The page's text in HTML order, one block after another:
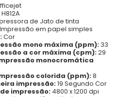
H812A
de Jato de tinta
Impressão em papel simples
Cor
mono máxima (ppm): 33
a cor máxima (cpm):29
monocromática
colorida (ppm):8
impressão:19 Segundo Cor
impressão: 4800 x 1200 dpi